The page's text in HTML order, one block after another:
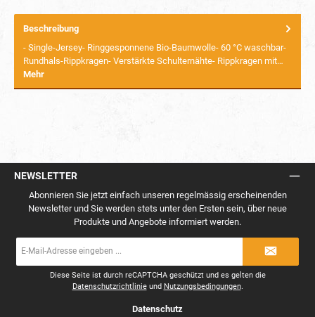
Beschreibung
- Single-Jersey- Ringgesponnene Bio-Baumwolle- 60 °C waschbar-
Rundhals-Rippkragen- Verstärkte Schulternähte- Rippkragen mit…
Mehr
NEWSLETTER
Abonnieren Sie jetzt einfach unseren regelmässig erscheinenden
Newsletter und Sie werden stets unter den Ersten sein, über neue
Produkte und Angebote informiert werden.
Mail-
Diese Seite ist durch reCAPTCHA geschützt und es gelten die
Datenschutzrichtlinieund Nutzungsbedingungen.
Datenschutz